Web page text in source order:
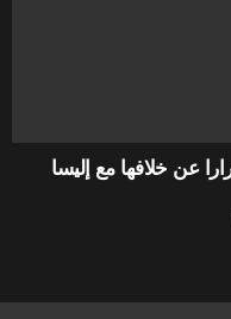
عن خلافها مع إليسا